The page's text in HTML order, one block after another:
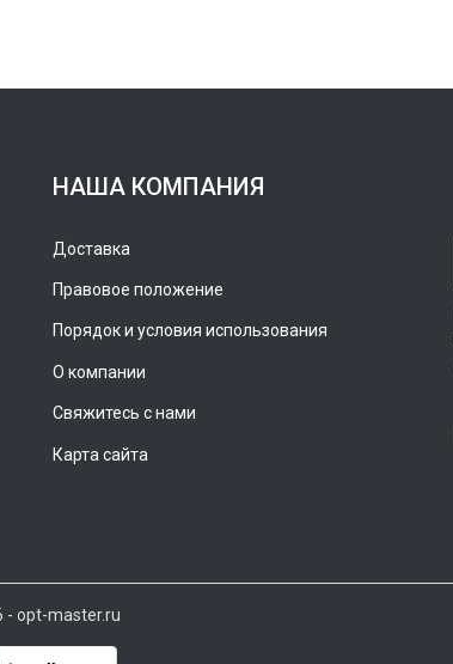
НАША КОМПАНИЯ
Доставка
Правовое положение
Порядок и условия использования
О компании
Свяжитесь с нами
Карта сайта
- opt-master.ru